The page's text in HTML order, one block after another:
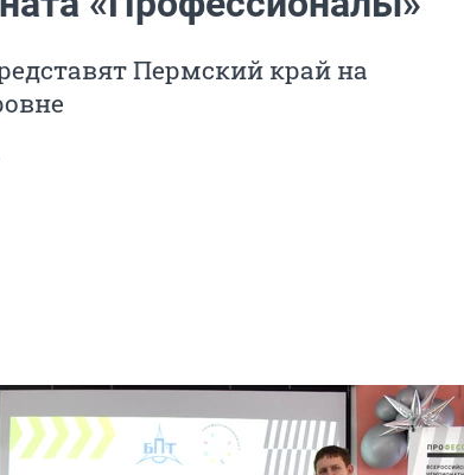
Пермский край на